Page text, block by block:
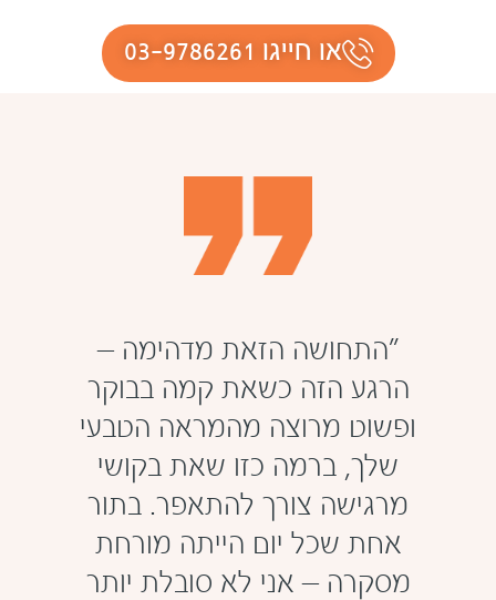
או חייגו 03-9786261
"התחושה הזאת מדהימה –
הרגע הזה כשאת קמה בבוקר
ופשוט מרוצה מהמראה הטבעי
שלך, ברמה כזו שאת בקושי
מרגישה צורך להתאפר. בתור
אחת שכל יום הייתה מורחת
מסקרה – אני לא סובלת יותר